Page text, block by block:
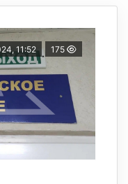
11:52 175